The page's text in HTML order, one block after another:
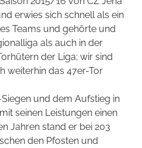
erwies sich schnell als ein
Teams und gehörte und
als auch in der
der Liga; wir sind
weiterhin das 47er-Tor
und dem Aufstieg in
seinen Leistungen einen
Jahren stand er bei 203
den Pfosten und